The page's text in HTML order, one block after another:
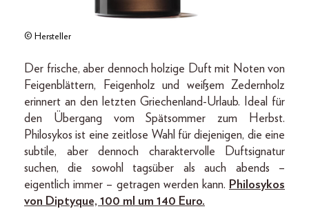
© Hersteller
Der frische, aber dennoch holzige Duft mit Noten von
Feigenblättern, Feigenholz und weißem Zedernholz
erinnert an den letzten Griechenland-Urlaub. Ideal für
den Übergang vom Spätsommer zum Herbst.
Philosykos ist eine zeitlose Wahl für diejenigen, die eine
subtile, aber dennoch charaktervolle Duftsignatur
suchen, die sowohl tagsüber als auch abends –
eigentlich immer – getragen werden kann. Philosykos
von Diptyque, 100 ml um 140 Euro.